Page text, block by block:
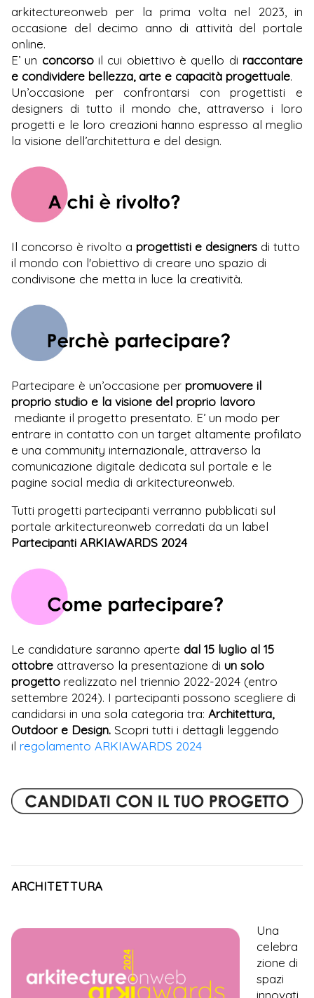
arkitectureonweb per la prima volta nel 2023, in
occasione del decimo anno di attività del portale
online.
E’ un concorsoil cui obiettivo è quello diraccontare
e condividere bellezza, arte e capacità progettuale.
Un’occasione per confrontarsi con progettisti e
designers di tutto il mondo che, attraverso i loro
progetti e le loro creazioni hanno espresso al meglio
la visione dell’architettura e del design.
Il concorso è rivolto a progettisti e designers di tutto
il mondo con l'obiettivo di creare uno spazio di
condivisone che metta in luce la creatività.
Partecipare è un’occasione per promuovere il
proprio studio e la visione del proprio lavoro
mediante il progetto presentato. E’ un modo per
entrare in contatto con un target altamente profilato
e una community internazionale, attraverso la
comunicazione digitale dedicata sul portale e le
pagine social media di arkitectureonweb.
Tutti progetti partecipanti verranno pubblicati sul
portale arkitectureonweb corredati da un label
Partecipanti ARKIAWARDS 2024
Le candidature saranno aperte dal 15 luglio al 15
ottobre attraverso la presentazione di un solo
progetto realizzato nel triennio 2022-2024 (entro
settembre 2024). I partecipanti possono scegliere di
candidarsi in una sola categoria tra: Architettura,
Outdoor e Design. Scopri tutti i dettagli leggendo
il regolamento ARKIAWARDS 2024
ARCHITETTURA
Una
celebra
zione di
spazi
innovati